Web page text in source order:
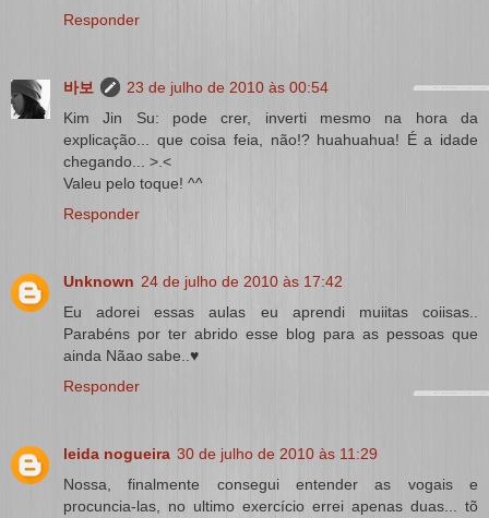
Responder
바보
23 de julho de 2010 às 00:54
Kim Jin Su: pode crer, inverti mesmo na hora da
explicação... que coisa feia, não!? huahuahua! É a idade
chegando... >.<
Valeu pelo toque! ^^
Responder
Unknown 24 de julho de 2010 às 17:42
Eu adorei essas aulas eu aprendi muiitas coiisas..
Parabéns por ter abrido esse blog para as pessoas que
ainda Nãao sabe..♥
Responder
leida nogueira 30 de julho de 2010 às 11:29
Nossa, finalmente consegui entender as vogais e
procuncia-las, no ultimo exercício errei apenas duas... tõ